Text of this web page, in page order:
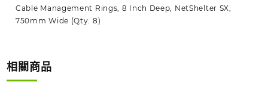
Cable Management Rings, 8 Inch Deep, NetShelter SX,
750mm Wide (Qty. 8)
相關商品